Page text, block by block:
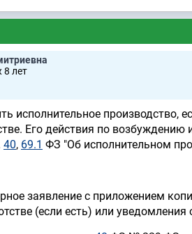
8 лет
исполнительное производство,
Его действия по
40, 69.1 ФЗ "Об исполнительном
заявление с приложением
(если есть) или уведомления